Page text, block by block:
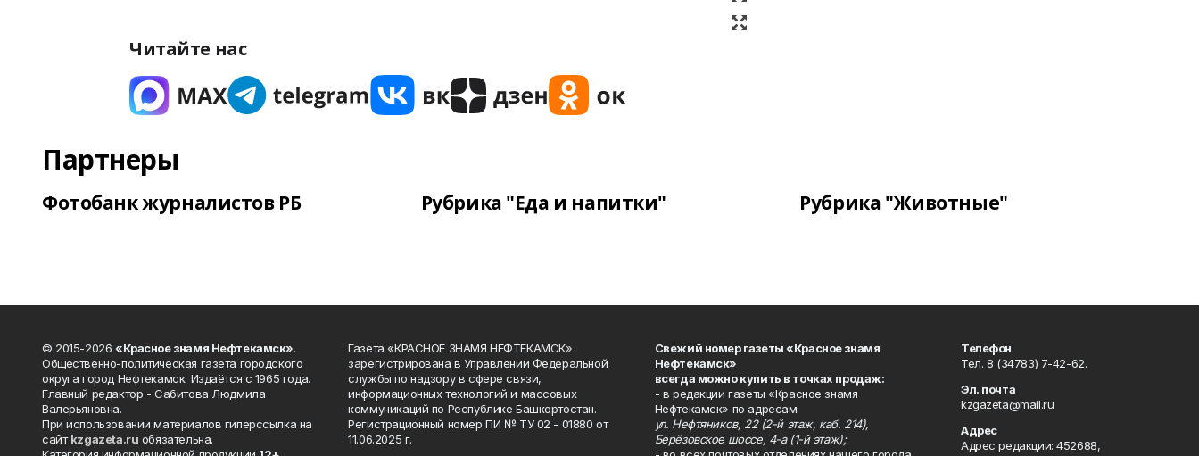
Читайте нас
Партнеры
Фотобанк журналистов РБ Рубрика "Еда и напитки" Рубрика "Животные"
© 2015-2026 «Красное знамя Нефтекамск».
Общественно-политическая газета городского
округа город Нефтекамск. Издаётся с 1965 года.
Главный редактор - Сабитова Людмила
Валерьяновна.
При использовании материалов гиперссылка на
сайтkzgazeta.ru обязательна.
Газета «КРАСНОЕ ЗНАМЯ НЕФТЕКАМСК»
зарегистрирована в Управлении Федеральной
службы по надзору в сфере связи,
информационных технологий и массовых
коммуникаций по Республике Башкортостан.
Регистрационный номер ПИ № ТУ 02 - 01880 от
11.06.2025 г.
Свежий номер газеты «Красное знамя
Нефтекамск»
всегда можно купить в точках продаж:
- в редакции газеты «Красное знамя
Нефтекамск» по адресам:
ул. Нефтяников, 22 (2-й этаж, каб. 214),
Берёзовское шоссе, 4-а (1-й этаж);
Телефон
Тел. 8 (34783) 7-42-62.
Эл. почта
kzgazeta@mail.ru
Адрес
Адрес редакции: 452688,